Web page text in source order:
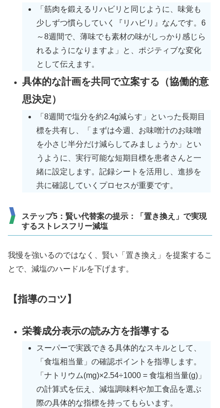
「筋肉を鍛えるリハビリと同じように、味覚も
少しずつ慣らしていく『リハビリ』なんです。6
～8週間で、薄味でも素材の味がしっかり感じら
れるようになりますよ」と、ポジティブな変化
として伝えます。
具体的な計画を共同で立案する（協働的意
思決定）
「8週間で塩分を約2.4g減らす」といった長期目
標を共有し、「まずは今週、お味噌汁のお味噌
を小さじ半分だけ減らしてみましょうか」とい
うように、実行可能な短期目標を患者さんと一
緒に設定します。記録シートを活用し、進捗を
共に確認していくプロセスが重要です。
ステップ5：賢い代替案の提示：「置き換え」で実現
するストレスフリー減塩
我慢を強いるのではなく、賢い「置き換え」を提案するこ
とで、減塩のハードルを下げます。
【指導のコツ】
栄養成分表示の読み方を指導する
スーパーで実践できる具体的なスキルとして、
「食塩相当量」の確認ポイントを指導します。
「ナトリウム(mg)×2.54÷1000 = 食塩相当量(g)」
の計算式を伝え、減塩調味料や加工食品を選ぶ
際の具体的な指標を持ってもらいます。